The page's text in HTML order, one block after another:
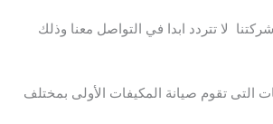
لا تتردد ابدا في التواصل معنا وذلك
تقوم صيانة المكيفات الأولى بمختلف